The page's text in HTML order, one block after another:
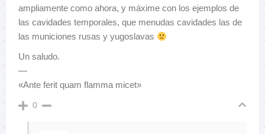
ampliamente como ahora, y máxime con los ejemplos de
las cavidades temporales, que menudas cavidades las de
las municiones rusas y yugoslavas
Un saludo.
—
«Ante ferit quam flamma micet»
0